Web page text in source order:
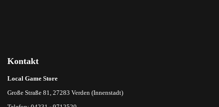
Kontakt
Local Game Store
Große Straße 81, 27283 Verden (Innenstadt)